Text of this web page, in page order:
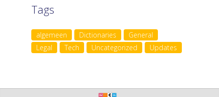
Tags
algemeen Dictionaries
General
Legal
Tech Uncategorized Updates